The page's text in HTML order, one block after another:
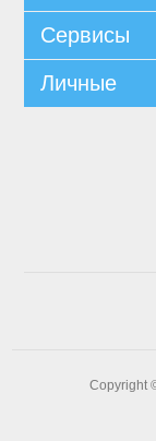
Сервисы
Личные
Copyright